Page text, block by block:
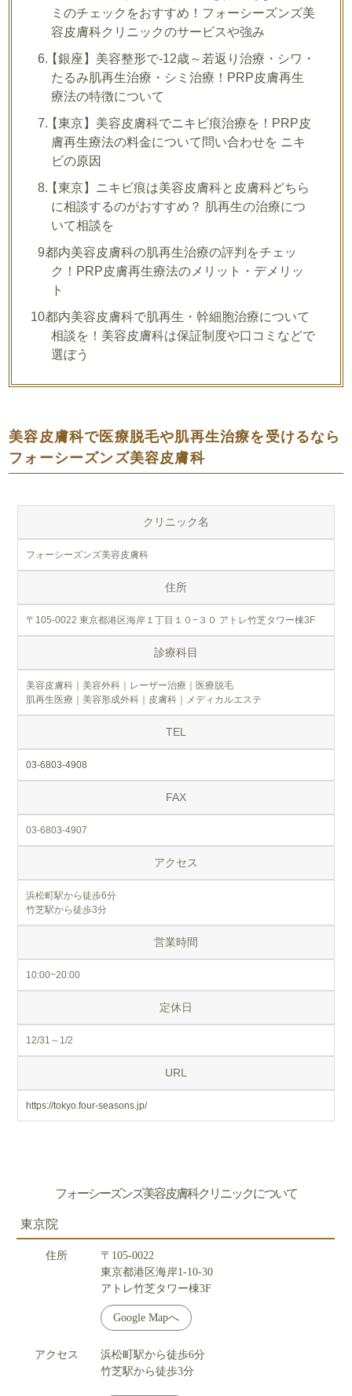
ミのチェックをおすすめ！フォーシーズンズ美
容皮膚科クリニックのサービスや強み
【銀座】美容整形で-12歳～若返り治療・シワ・
たるみ肌再生治療・シミ治療！PRP皮膚再生
療法の特徴について
【東京】美容皮膚科でニキビ痕治療を！PRP皮
膚再生療法の料金について問い合わせを ニキ
ビの原因
【東京】ニキビ痕は美容皮膚科と皮膚科どちら
に相談するのがおすすめ？ 肌再生の治療につ
いて相談を
都内美容皮膚科の肌再生治療の評判をチェッ
ク！PRP皮膚再生療法のメリット・デメリッ
ト
都内美容皮膚科で肌再生・幹細胞治療について
相談を！美容皮膚科は保証制度や口コミなどで
選ぼう
美容皮膚科で医療脱毛や肌再生治療を受けるなら
フォーシーズンズ美容皮膚科
クリニック名
フォーシーズンズ美容皮膚科
住所
〒105-0022 東京都港区海岸１丁目１０−３０ アトレ竹芝タワー棟3F
診療科目
美容皮膚科｜美容外科｜レーザー治療｜医療脱毛
肌再生医療｜美容形成外科｜皮膚科｜メディカルエステ
TEL
03-6803-4908
FAX
03-6803-4907
アクセス
浜松町駅から徒歩6分
竹芝駅から徒歩3分
営業時間
10:00~20:00
定休日
12/31～1/2
URL
https://tokyo.four-seasons.jp/
フォーシーズンズ美容皮膚科クリニックについて
東京院
住所
〒105-0022
東京都港区海岸1-10-30
アトレ竹芝タワー棟3F
Google Mapへ
アクセス
浜松町駅から徒歩6分
竹芝駅から徒歩3分